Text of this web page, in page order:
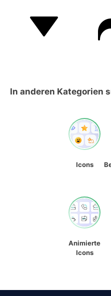
In anderen Kategorien
Icons
Animierte
Icons